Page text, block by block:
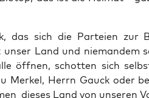
das sich die Par­tei­en zur
Land und nie­man­dem
öff­nen, schot­ten sich
Mer­kel, Herrn Gauck oder
die­ses Land von unse­ren